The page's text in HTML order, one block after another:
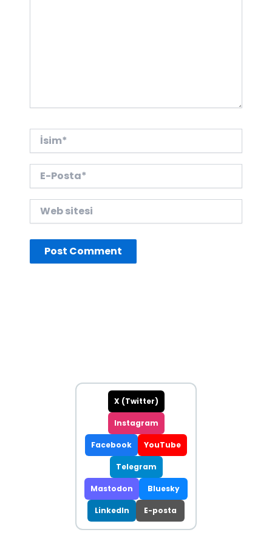
İsim*
Posta*
sitesi
X (Twitter)
Instagram
Facebook YouTube
Telegram
Mastodon Bluesky
LinkedIn E-posta